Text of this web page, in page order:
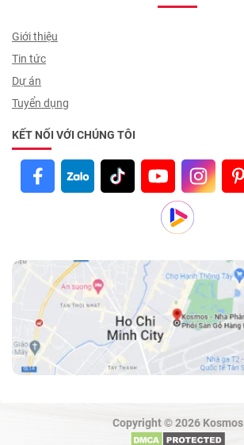
Giới thiệu
Tin tức
Dự án
Tuyển dụng
KẾT NỐI VỚI CHÚNG TÔI
Copyright © 2026 Kosmos